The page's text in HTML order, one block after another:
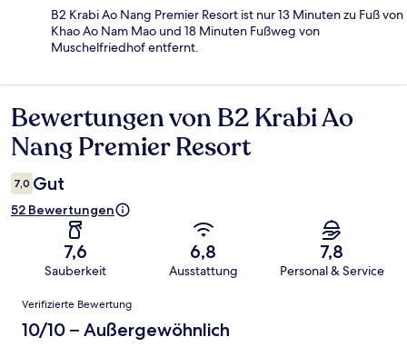
B2 Krabi Ao Nang Premier Resort ist nur 13 Minuten zu Fuß von
Khao Ao Nam Mao und 18 Minuten Fußweg von
Muschelfriedhof entfernt.
Bewertungen
Bewertungen von B2 Krabi Ao
Nang Premier Resort
7,0 Gut
52 Bewertungen
7,6
Sauberkeit
6,8
Ausstattung
7,8
Personal & Service
Bewertungen
Verifizierte Bewertung
10/10 – Außergewöhnlich